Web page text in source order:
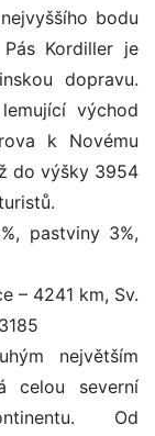
bodu
Kordiller je
dopravu.
východ
k Novému
do výšky 3954
pastviny 3%,
– 4241 km, Sv.
největším
celou severní
Od